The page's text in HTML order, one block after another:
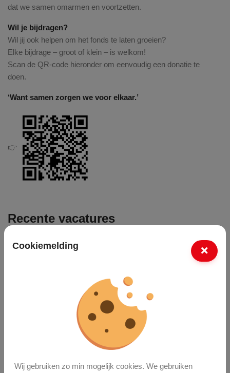
Cookiemelding
Wij gebruiken zo min mogelijk cookies. We gebruiken
dat we samen omarmen en voortzetten.
Wil je bijdragen?
Wil jij ook helpen om het fonds te laten groeien?
Elke bijdrage – groot of klein – is welkom!
Scan de QR-code hieronder om eenvoudig een donatie te
doen.
‘Want samen zorgen we voor elkaar.’
👉
Recente vacatures
Grondwerker
Monteur Tuin- En Parkmachines
Laatste nieuws